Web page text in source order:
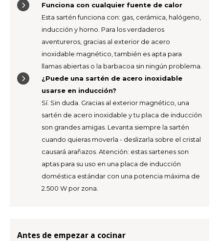
Funciona con cualquier fuente de calor
Esta sartén funciona con: gas, cerámica, halógeno,
inducción y horno. Para los verdaderos
aventureros, gracias al exterior de acero
inoxidable magnético, también es apta para
llamas abiertas o la barbacoa sin ningún problema.
¿Puede una sartén de acero inoxidable
usarse en inducción?
Sí. Sin duda. Gracias al exterior magnético, una
sartén de acero inoxidable y tu placa de inducción
son grandes amigas. Levanta siempre la sartén
cuando quieras moverla - deslizarla sobre el cristal
causará arañazos. Atención: estas sartenes son
aptas para su uso en una placa de inducción
doméstica estándar con una potencia máxima de
2.500 W por zona.
Antes de empezar a cocinar